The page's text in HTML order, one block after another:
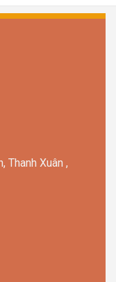
Thanh Xuân ,